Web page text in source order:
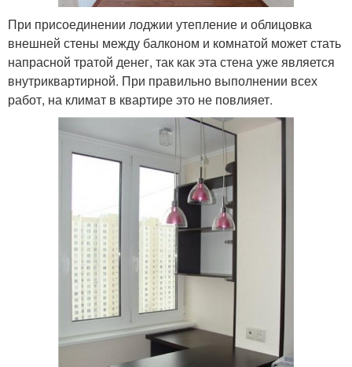
При присоединении лоджии утепление и облицовка
внешней стены между балконом и комнатой может стать
напрасной тратой денег, так как эта стена уже является
внутриквартирной. При правильно выполнении всех
работ, на климат в квартире это не повлияет.